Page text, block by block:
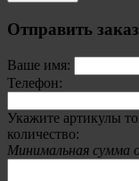
Отправить заказ
Ваше имя:
Телефон:
Укажите артикулы
количество:
Минимальная сумма